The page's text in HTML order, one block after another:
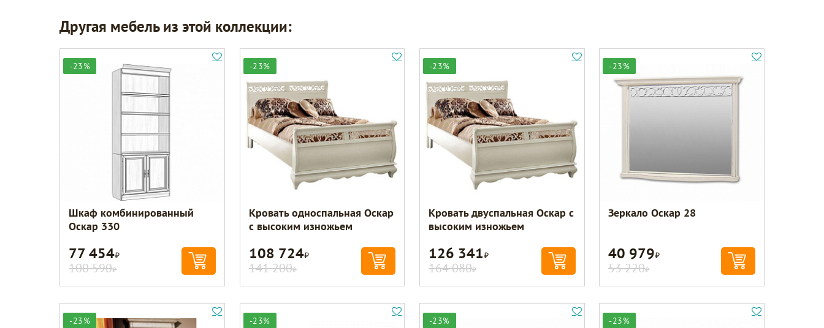
Другая мебель из этой коллекции:
-23%
Шкаф комбинированный
Оскар 330
77 454Р
100 590Р
-23%
Кровать односпальная Оскар
с высоким изножьем
108 724Р
141 200Р
-23%
Кровать двуспальная Оскар с
высоким изножьем
126 341Р
164 080Р
-23%
Зеркало Оскар 28
40 979Р
53 220Р
-23% -23% -23% -23%